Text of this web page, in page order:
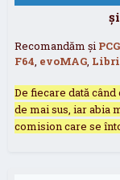
Recomandăm și
F64, evoMAG,
De fiecare dată
de mai sus, iar abia
comision care se